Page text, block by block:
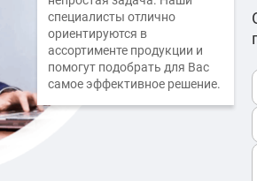
специалисты отлично
ориентируются в
ассортименте продукции и
помогут подобрать для Вас
самое эффективное решение.